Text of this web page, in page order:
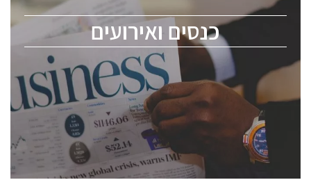
כנסים ואירועים
מומחים מקצועיים ובכירים.
ChipEx2026 will be held on May 12-13, 2026. The
conference is intended for everyone involved in the
semiconductor industry, including engineers,
professional experts, and senior executives.
לחץ לפרטים